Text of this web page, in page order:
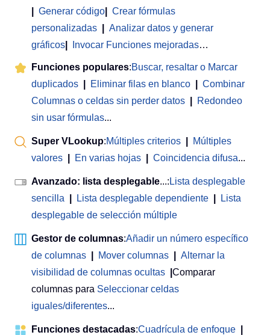
Generar código
Crear fórmulas
personalizadas
Analizar datos y generar
gráficos
Invocar Funciones mejoradas…
Funciones populares:Buscar, resaltar o Marcar
duplicados
Eliminar filas en blanco
Combinar
Columnas o celdas sin perder datos
Redondeo
sin usar fórmulas...
Super VLookup:Múltiples criterios
Múltiples
valores
En varias hojas Coincidencia difusa...
Avanzado: lista desplegable...: Lista desplegable
sencilla
Lista desplegable dependiente
Lista
desplegable de selección múltiple
Gestor de columnas:Añadir un número específico
de columnas
Mover columnas
Alternar la
visibilidad de columnas ocultas
Comparar
columnas para Seleccionar celdas
iguales/diferentes...
Funciones destacadas:Cuadrícula de enfoque